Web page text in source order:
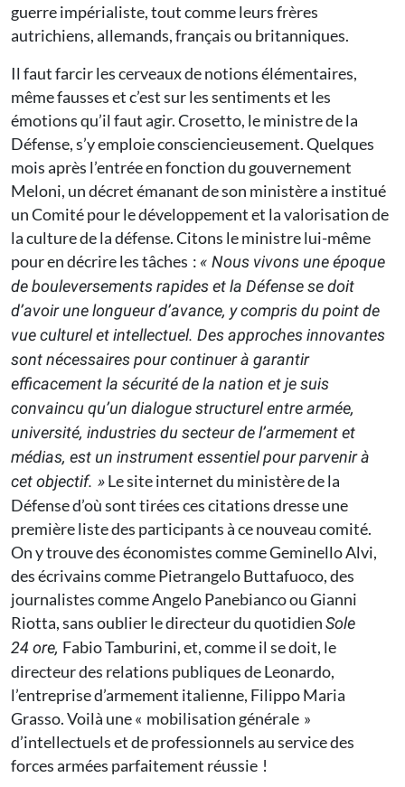
guerre impérialiste, tout comme leurs frères
autrichiens, allemands, français ou britanniques.
Il faut farcir les cerveaux de notions élémentaires,
même fausses et c’est sur les sentiments et les
émotions qu’il faut agir. Crosetto, le ministre de la
Défense, s’y emploie consciencieusement. Quelques
mois après l’entrée en fonction du gouvernement
Meloni, un décret émanant de son ministère a institué
un Comité pour le développement et la valorisation de
la culture de la défense. Citons le ministre lui-même
pour en décrire les tâches : « Nous vivons une époque
de bouleversements rapides et la Défense se doit
d’avoir une longueur d’avance, y compris du point de
vue culturel et intellectuel. Des approches innovantes
sont nécessaires pour continuer à garantir
efficacement la sécurité de la nation et je suis
convaincu qu’un dialogue structurel entre armée,
université, industries du secteur de l’armement et
médias, est un instrument essentiel pour parvenir à
cet objectif. »Le site internet du ministère de la
Défense d’où sont tirées ces citations dresse une
première liste des participants à ce nouveau comité.
On y trouve des économistes comme Geminello Alvi,
des écrivains comme Pietrangelo Buttafuoco, des
journalistes comme Angelo Panebianco ou Gianni
Riotta, sans oublier le directeur du quotidienSole
24 ore, Fabio Tamburini, et, comme il se doit, le
directeur des relations publiques de Leonardo,
l’entreprise d’armement italienne, Filippo Maria
Grasso. Voilà une « mobilisation générale »
d’intellectuels et de professionnels au service des
forces armées parfaitement réussie !